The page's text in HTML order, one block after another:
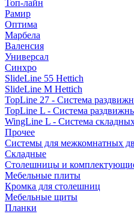
Топ-лайн
Рамир
Оптима
Марбела
Валенсия
Универсал
Синхро
SlideLine 55 Hettich
SlideLine M Hettich
TopLine 27 - Система
TopLine L - Система
WingLine L - Система
Прочее
Системы для межкомнатных
Складные
Столешницы и
Мебельные плиты
Кромка для столешниц
Мебельные щиты
Планки